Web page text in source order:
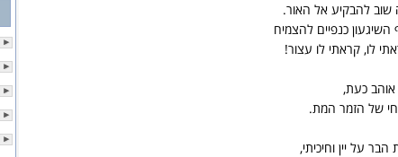
שוב להבקיע אל האור.
כנפיים להצמיח
לו, קראתי לו עצור!
אוהב כעת,
של הזמר המת.
על יין וחיכיתי,